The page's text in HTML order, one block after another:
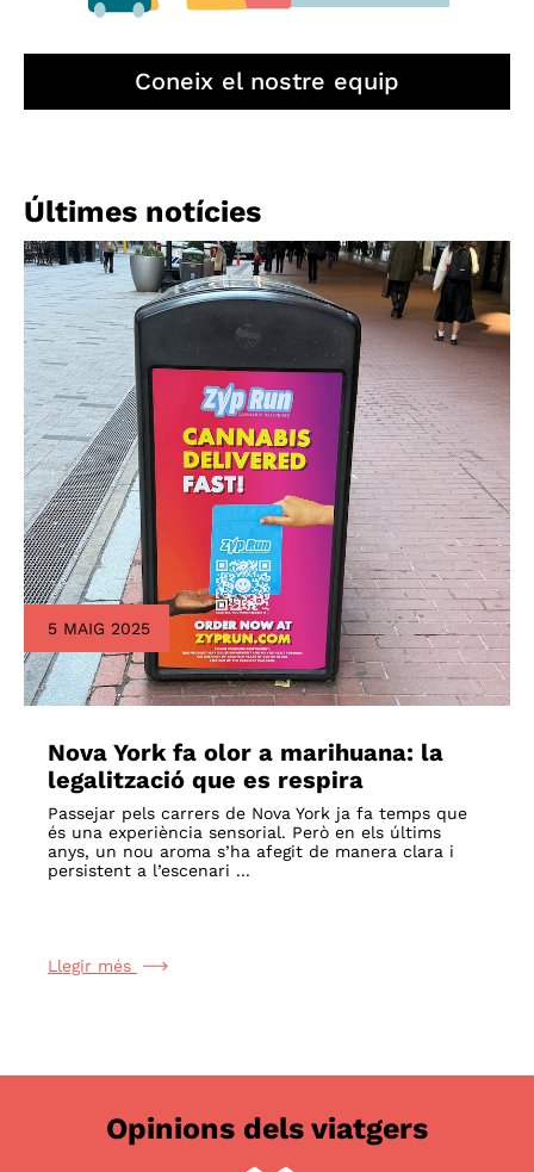
Coneix el nostre equip
Últimes notícies
Nova York fa olor a marihuana: la
legalització que es respira
5 MAIG 2025
Passejar pels carrers de Nova York ja fa temps que
és una experiència sensorial. Però en els últims
anys, un nou aroma s’ha afegit de manera clara i
persistent a l’escenari ...
Llegir més
Opinions dels viatgers